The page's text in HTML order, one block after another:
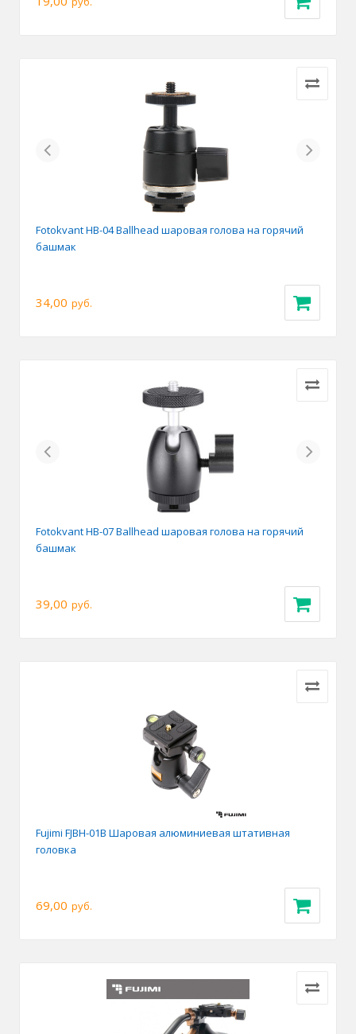
Previous Next
Fotokvant HB-04 Ballhead шаровая голова на горячий
башмак
34,00 руб.
Previous Next
Fotokvant HB-07 Ballhead шаровая голова на горячий
башмак
39,00 руб.
Fujimi FJBH-01B Шаровая алюминиевая штативная
головка
69,00 руб.